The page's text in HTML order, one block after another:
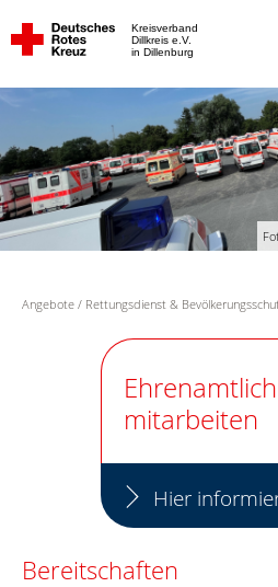
Kreisverband
Dillkreis e.V.
in Dillenburg
Angebote Rettungsdienst &
Ehrenamtlich
mitarbeiten
Hier
Bereitschaften